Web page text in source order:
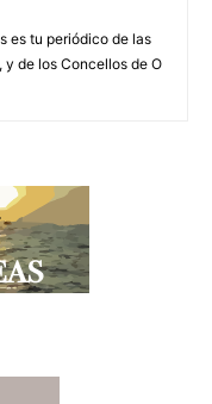
es tu periódico de las
y de los Concellos de O